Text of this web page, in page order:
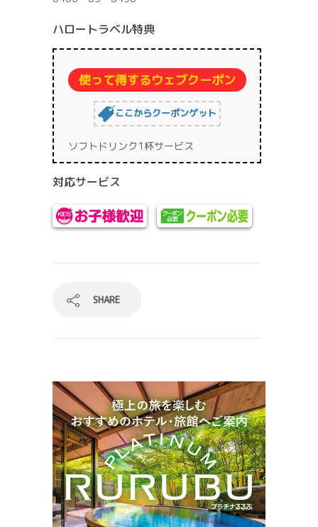
ハロートラベル特典
使って得するウェブクーポン
ここからクーポンゲット
ソフトドリンク1杯サービス
対応サービス
SHARE